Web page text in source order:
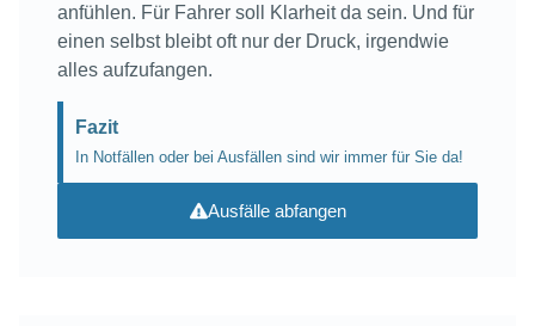
anfühlen. Für Fahrer soll Klarheit da sein. Und für
einen selbst bleibt oft nur der Druck, irgendwie
alles aufzufangen.
Fazit
In Notfällen oder bei Ausfällen sind wir immer für Sie da!
Ausfälle abfangen